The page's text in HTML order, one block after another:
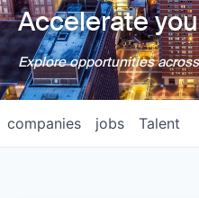
Accelerate
Explore opportunities
jobs
companies Talent